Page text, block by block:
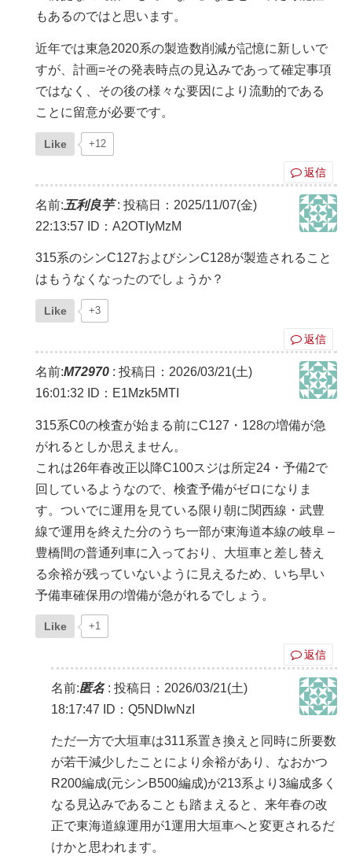
もあるのではと思います。
近年では東急2020系の製造数削減が記憶に新しいで
すが、計画=その発表時点の見込みであって確定事項
ではなく、その後の様々な要因により流動的である
ことに留意が必要です。
Like +12
返信
名前: 五利良芋: 投稿日：2025/11/07(金)
22:13:57
ID：A2OTIyMzM
315系のシンC127およびシンC128が製造されること
はもうなくなったのでしょうか？
Like +3
返信
名前:M72970 : 投稿日：2026/03/21(土)
16:01:32
ID：E1Mzk5MTI
315系C0の検査が始まる前にC127・128の増備が急
がれるとしか思えません。
これは26年春改正以降C100スジは所定24・予備2で
回しているようなので、検査予備がゼロになりま
す。ついでに運用を見ている限り朝に関西線・武豊
線で運用を終えた分のうち一部が東海道本線の岐阜 –
豊橋間の普通列車に入っており、大垣車と差し替え
る余裕が残っていないように見えるため、いち早い
予備車確保用の増備が急がれるでしょう。
Like +1
返信
名前:匿名: 投稿日：2026/03/21(土)
18:17:47
ID：Q5NDIwNzI
ただ一方で大垣車は311系置き換えと同時に所要数
が若干減少したことにより余裕があり、なおかつ
R200編成(元シンB500編成)が213系より3編成多く
なる見込みであることも踏まえると、来年春の改
正で東海道線運用が1運用大垣車へと変更されるだ
けかと思われます。